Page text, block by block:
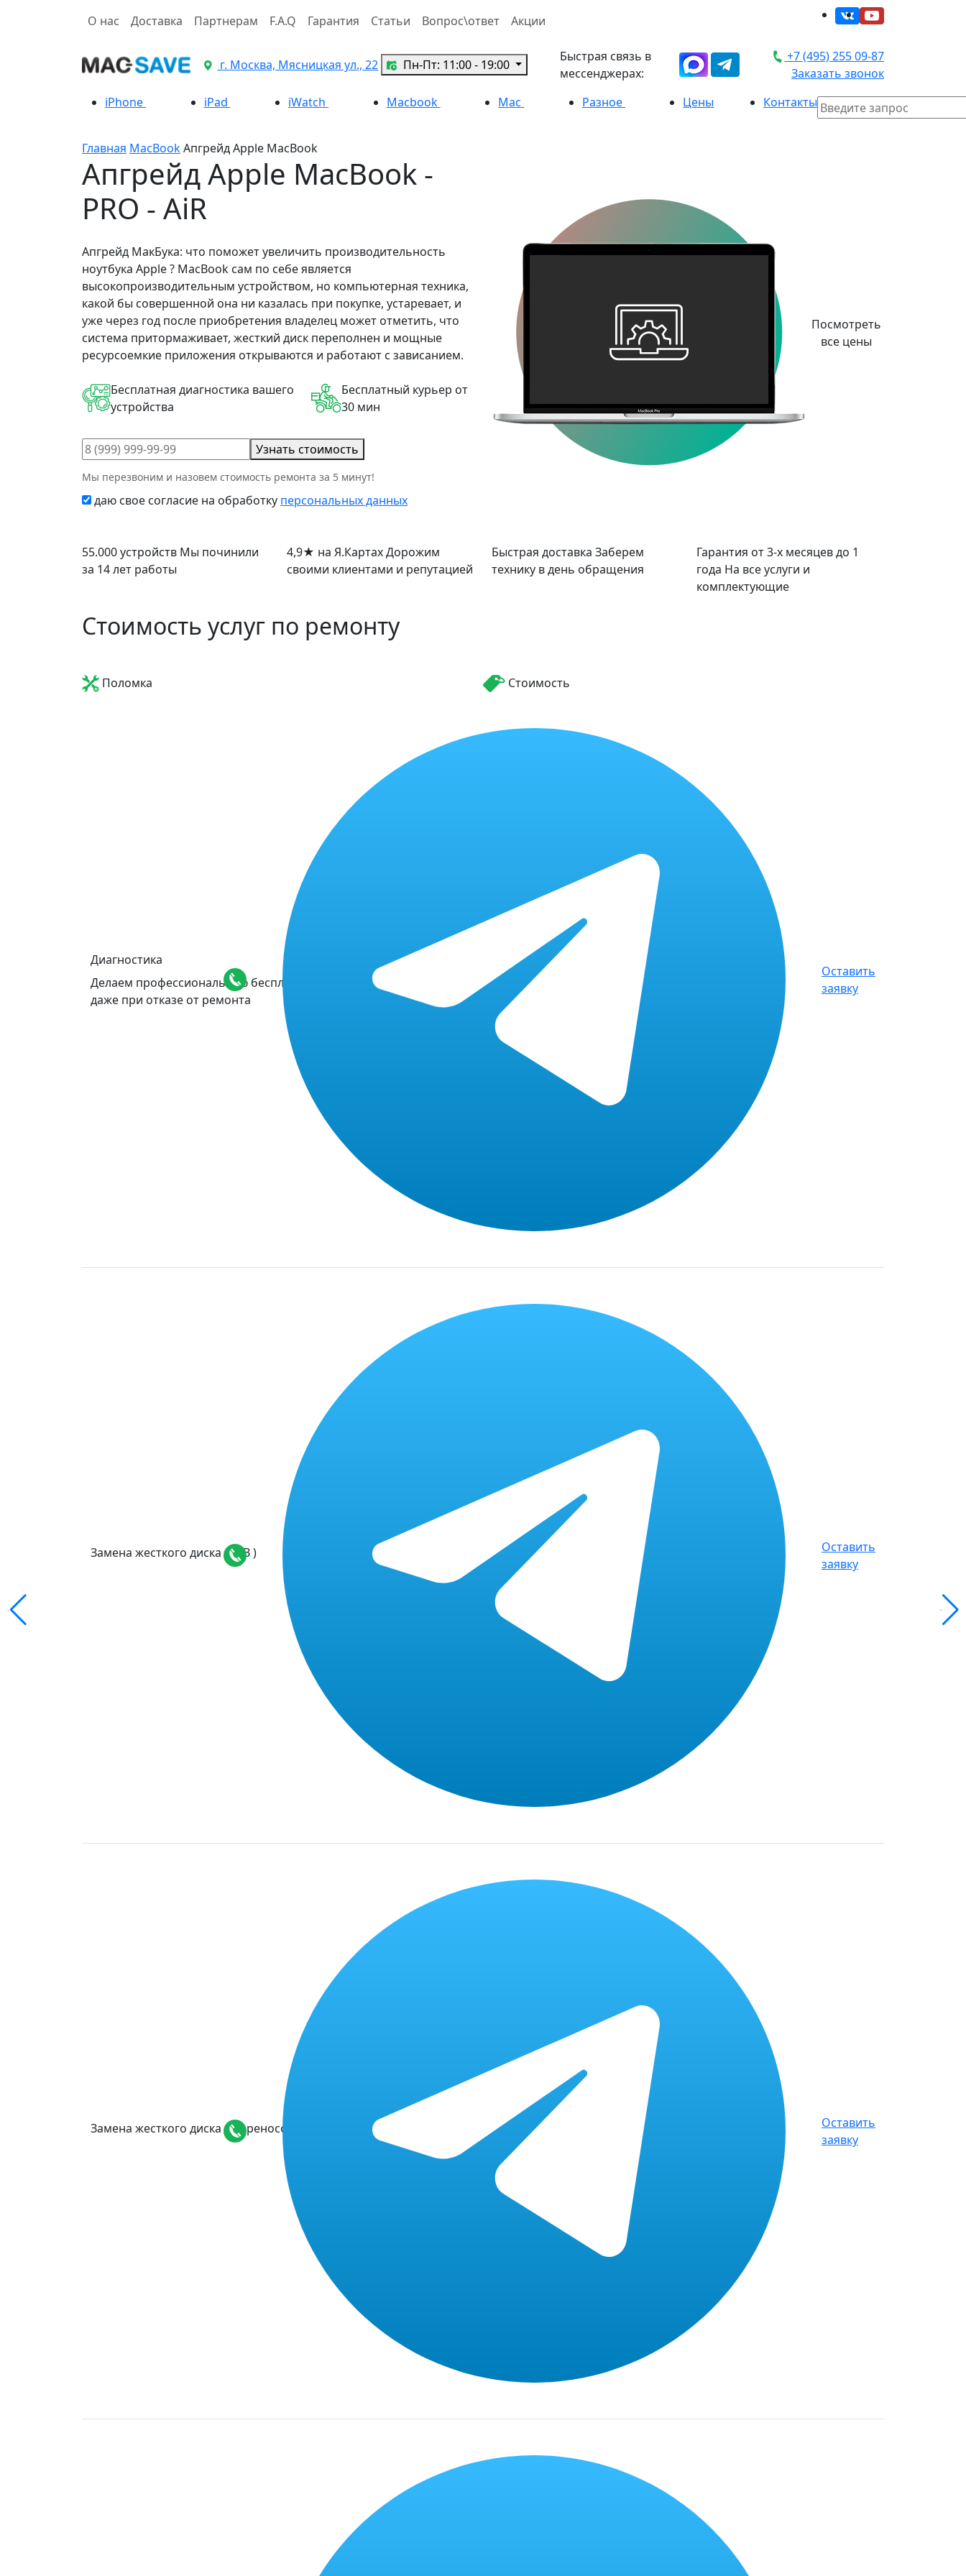
О нас Доставка Партнерам F.A.Q Гарантия Статьи Вопрос\ответ Акции
г. Москва, Мясницкая ул., 22 Пн-Пт: 11:00 - 19:00
Быстрая связь в
мессенджерах:
+7 (495) 255 09-87
Заказать звонок
iPhone
iPad iWatch Macbook Mac Разное Цены Контакты
Главная MacBookАпгрейд Apple MacBook
Апгрейд Apple MacBook -
PRO - AiR
Апгрейд МакБука: что поможет увеличить производительность
ноутбука Apple ? MacBook сам по себе является
высокопроизводительным устройством, но компьютерная техника,
какой бы совершенной она ни казалась при покупке, устаревает, и
уже через год после приобретения владелец может отметить, что
система притормаживает, жесткий диск переполнен и мощные
ресурсоемкие приложения открываются и работают с зависанием.
Бесплатная диагностика вашего
устройства
Бесплатный курьер от
30 мин
Узнать стоимость
Мы перезвоним и назовем стоимость ремонта за 5 минут!
даю свое согласие на обработку персональных данных
Посмотреть
все цены
55.000 устройств Мы починили
за 14 лет работы
4,9★ на Я.КартахДорожим
своими клиентами и репутацией
Быстрая доставка Заберем
технику в день обращения
Гарантия от 3-х месяцев до 1
года На все услуги и
комплектующие
Стоимость услуг по ремонту
Поломка Стоимость
Диагностика
Делаем профессиональную бесплатную диагностику,
даже при отказе от ремонта
Бесплатно
Оставить
заявку
Замена жесткого дискa ( JOB ) от 500 P
Оставить
заявку
Замена жесткого диска с переносом данных ( JOB ) от 2500 P
Оставить
заявку